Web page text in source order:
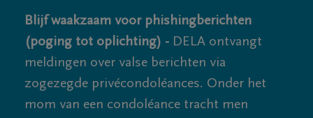
Blijf waakzaam voor phishingberichten
(poging tot oplichting) - DELA ontvangt
meldingen over valse berichten via
zogezegde privécondoléances. Onder het
mom van een condoléance tracht men